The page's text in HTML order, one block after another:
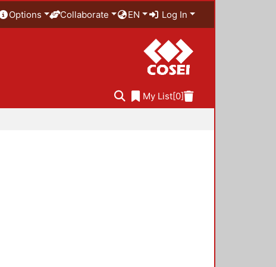
Options Collaborate EN Log In
My List[0]